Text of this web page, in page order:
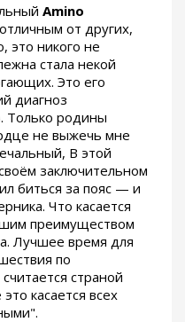
Amino
от других,
это никого не
стала некой
Это его
диагноз
Только родины
не выжечь мне
В этой
заключительном
биться за пояс — и
Что касается
преимуществом
Лучшее время для
по
страной
касается всех